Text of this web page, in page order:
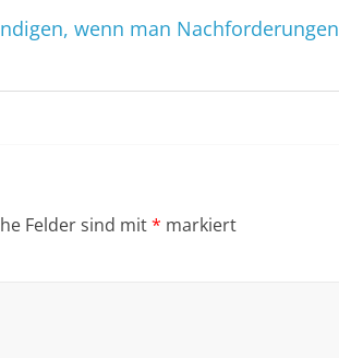
wenn man Nachforderungen
Felder sind mit* markiert